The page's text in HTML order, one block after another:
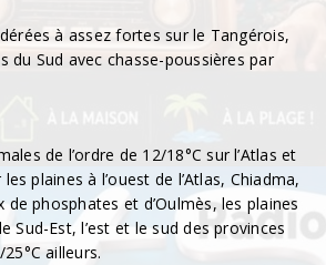
à assez fortes sur le Tangérois,
du Sud avec chasse-poussières par
de l’ordre de 12/18°C sur l’Atlas et
plaines à l’ouest de l’Atlas, Chiadma,
de phosphates et d’Oulmès, les plaines
Sud-Est, l’est et le sud des provinces
ailleurs.